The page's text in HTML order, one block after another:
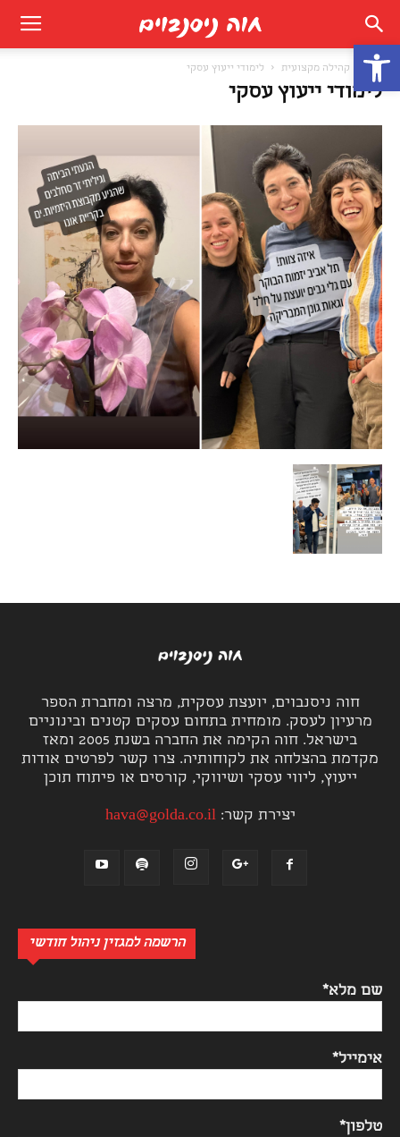
פתח סרגל נגישות
קהילה מקצועית לימודי ייעוץ עסקי
לימודי ייעוץ עסקי
חוה ניסנבוים, יועצת עסקית, מרצה ומחברת הספר
מרעיון לעסק. מומחית בתחום עסקים קטנים ובינוניים
בישראל. חוה הקימה את החברה בשנת 2005 ומאז
מקדמת בהצלחה את לקוחותיה. צרו קשר לפרטים אודות
ייעוץ, ליווי עסקי ושיווקי, קורסים או פיתוח תוכן
יצירת קשר:hava@golda.co.il
הרשמה למגזין ניהול חודשי
שם מלא*
אימייל*
טלפון*